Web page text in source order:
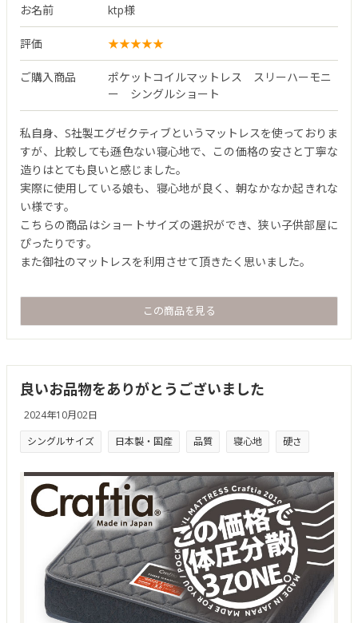
お名前 ktp様
評価
ご購入商品
ポケットコイルマットレス スリーハーモニ
ー シングルショート
私自身、S社製エグゼクティブというマットレスを使っておりま
すが、比較しても遜色ない寝心地で、この価格の安さと丁寧な
造りはとても良いと感じました。
実際に使用している娘も、寝心地が良く、朝なかなか起きれな
い様です。
こちらの商品はショートサイズの選択ができ、狭い子供部屋に
ぴったりです。
また御社のマットレスを利用させて頂きたく思いました。
この商品を見る
良いお品物をありがとうございました
2024年10月02日
シングルサイズ
日本製・国産 品質 寝心地 硬さ